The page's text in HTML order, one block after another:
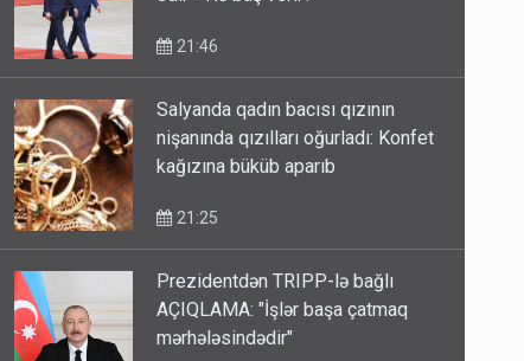
Salyanda qadın bacısı qızının
nişanında qızılları oğurladı: Konfet
Prezidentdən TRIPP-lə bağlı
AÇIQLAMA: "İşlər başa çatmaq